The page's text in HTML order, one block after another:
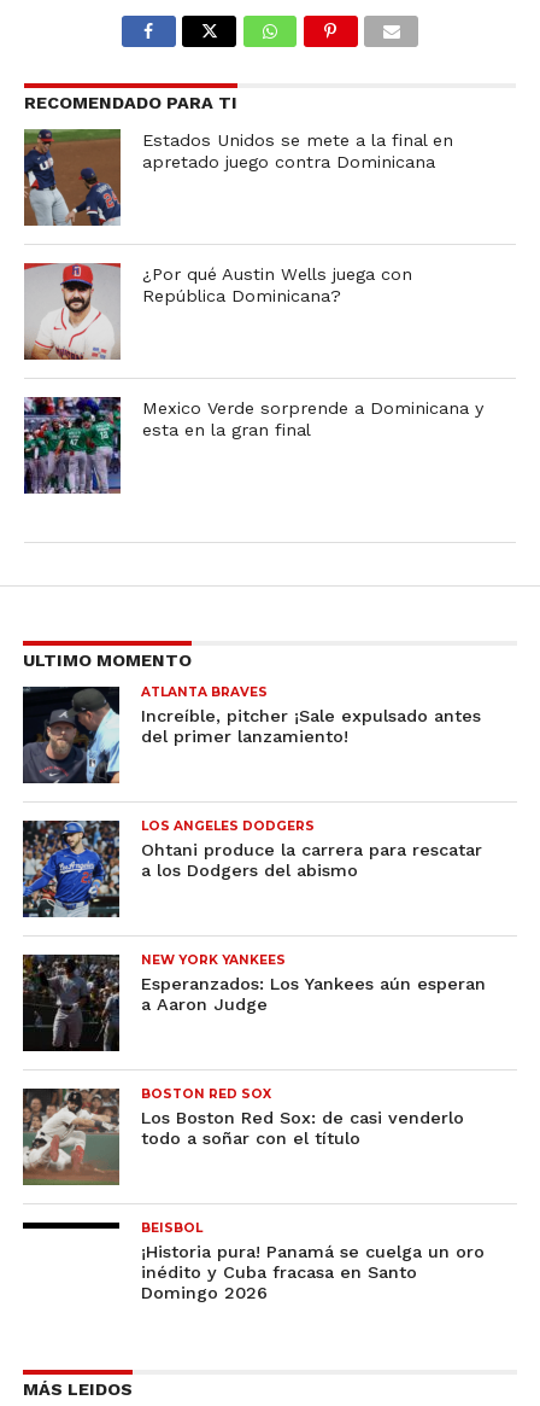
RECOMENDADO PARA TI
Estados Unidos se mete a la final en
apretado juego contra Dominicana
¿Por qué Austin Wells juega con
República Dominicana?
Mexico Verde sorprende a Dominicana y
esta en la gran final
ULTIMO MOMENTO
ATLANTA BRAVES
Increíble, pitcher ¡Sale expulsado antes
del primer lanzamiento!
LOS ANGELES DODGERS
Ohtani produce la carrera para rescatar
a los Dodgers del abismo
NEW YORK YANKEES
Esperanzados: Los Yankees aún esperan
a Aaron Judge
BOSTON RED SOX
Los Boston Red Sox: de casi venderlo
todo a soñar con el título
BEISBOL
¡Historia pura! Panamá se cuelga un oro
inédito y Cuba fracasa en Santo
Domingo 2026
MÁS LEIDOS